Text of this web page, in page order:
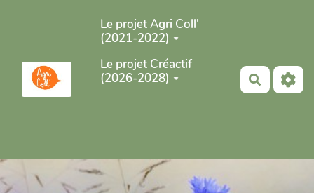
Aller au contenu principalLe projet Agri Coll'
(2021-2022)
Le projet Créactif
(2026-2028)